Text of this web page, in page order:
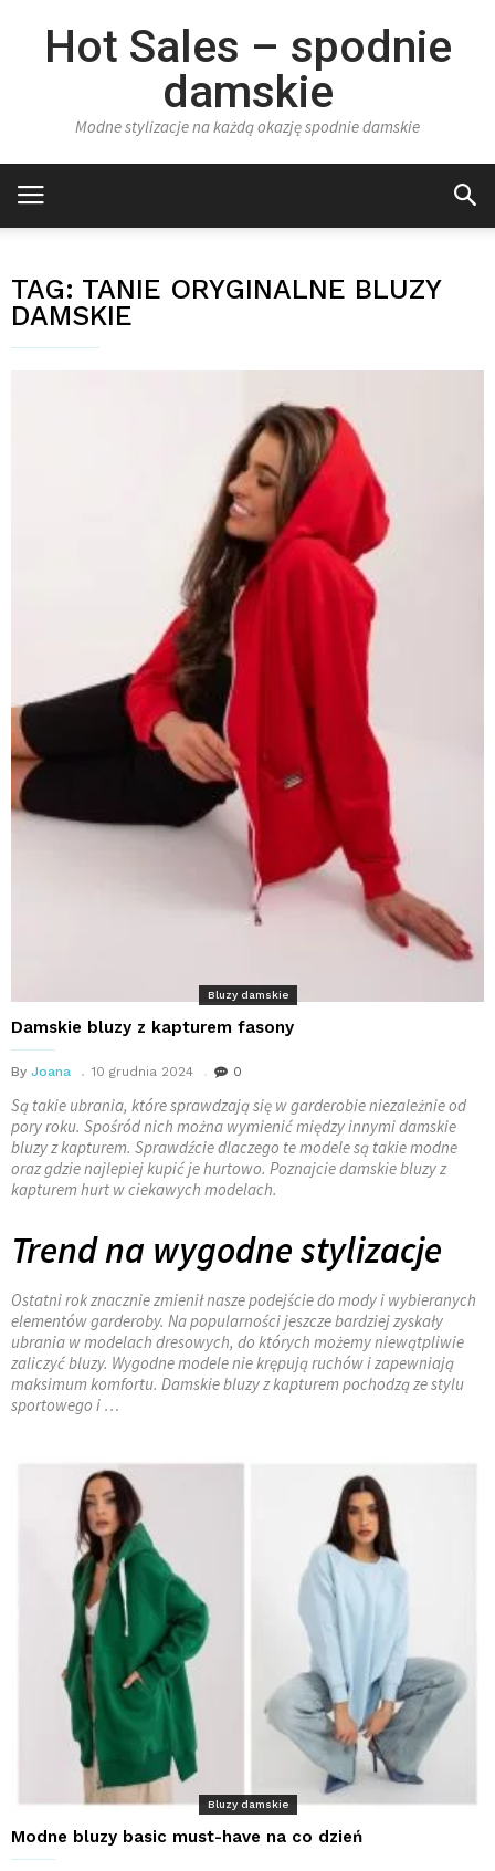
Hot Sales – spodnie
damskie
Modne stylizacje na każdą okazję spodnie damskie
TAG: TANIE ORYGINALNE BLUZY
DAMSKIE
Bluzy damskie
Damskie bluzy z kapturem fasony
By Joana 10 grudnia 2024 0
Są takie ubrania, które sprawdzają się w garderobie niezależnie od
pory roku. Spośród nich można wymienić między innymi damskie
bluzy z kapturem. Sprawdźcie dlaczego te modele są takie modne
oraz gdzie najlepiej kupić je hurtowo. Poznajcie damskie bluzy z
kapturem hurt w ciekawych modelach.
Trend na wygodne stylizacje
Ostatni rok znacznie zmienił nasze podejście do mody i wybieranych
elementów garderoby. Na popularności jeszcze bardziej zyskały
ubrania w modelach dresowych, do których możemy niewątpliwie
zaliczyć bluzy. Wygodne modele nie krępują ruchów i zapewniają
maksimum komfortu. Damskie bluzy z kapturem pochodzą ze stylu
sportowego i …
Bluzy damskie
Modne bluzy basic must-have na co dzień